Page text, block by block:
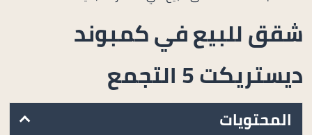
شقق للبيع في كمبوند
ديستريكت 5 التجمع
المحتويات